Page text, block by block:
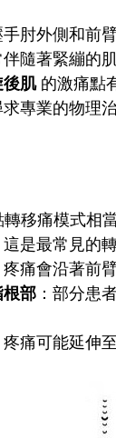
肘外側和前
隨著緊繃的
後肌的激痛點
專業的物理
移痛模式相當
這是最常見的
疼痛會沿著前
根部 ：部分患
疼痛可能延伸